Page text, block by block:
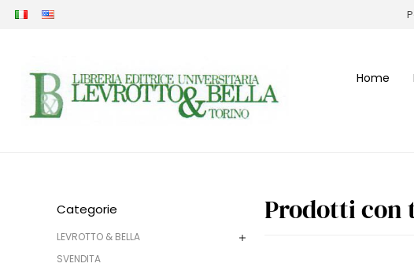
Home
Categorie
LEVROTTO & BELLA
SVENDITA
Prodotti con